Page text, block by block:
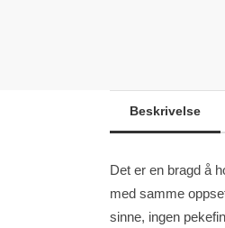
Beskrivelse
Det er en bragd å
med samme
sinne, ingen